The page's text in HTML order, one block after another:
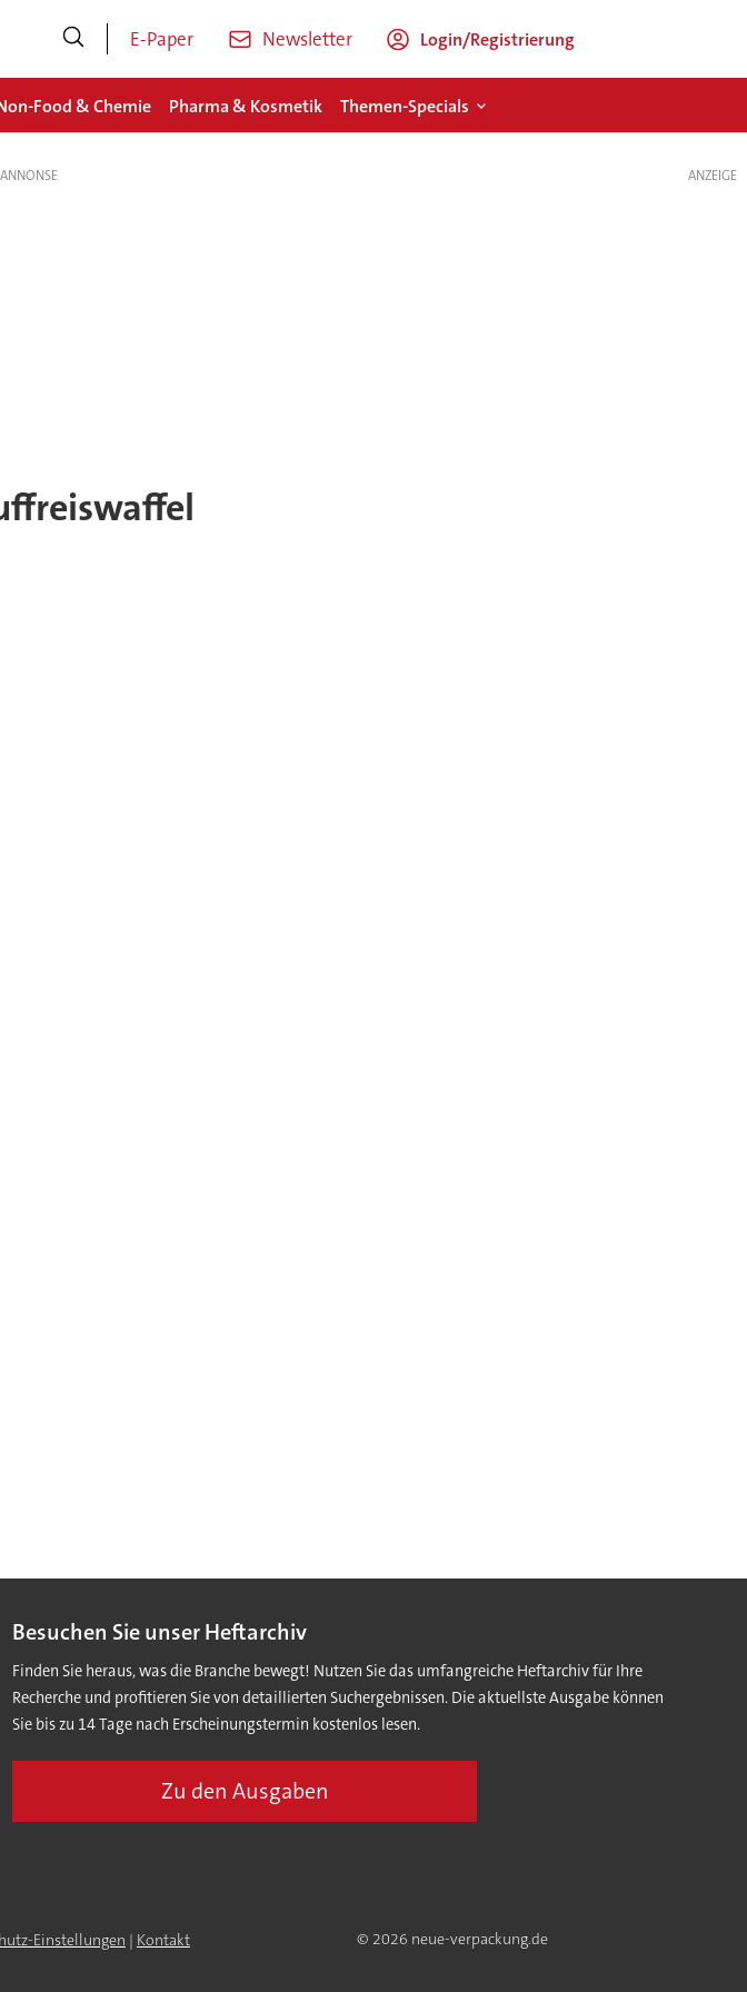
E-Paper Newsletter Login/Registrierung
Food & Chemie Pharma & Kosmetik Themen-Specials
ANZEIGE
Besuchen Sie unser Heftarchiv
Finden Sie heraus, was die Branche bewegt! Nutzen Sie das umfangreiche Heftarchiv für Ihre
Recherche und profitieren Sie von detaillierten Suchergebnissen. Die aktuellste Ausgabe können
Sie bis zu 14 Tage nach Erscheinungstermin kostenlos lesen.
Zu den Ausgaben
Einstellungen | Kontakt © 2026 neue-verpackung.de